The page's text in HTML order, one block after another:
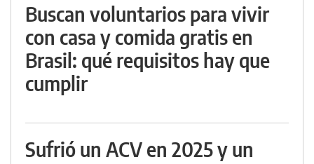
Buscan voluntarios para vivir
con casa y comida gratis en
Brasil: qué requisitos hay que
cumplir
Sufrió un ACV en 2025 y un